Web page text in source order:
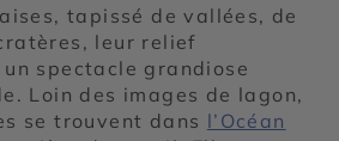
tapissé de vallées, de
leur relief
spectacle grandiose
Loin des images de lagon,
se trouvent dans l’Océan